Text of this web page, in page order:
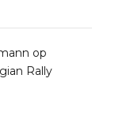
op
Rally